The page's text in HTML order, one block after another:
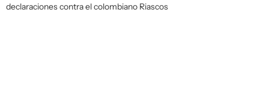
declaraciones contra el colombiano Riascos